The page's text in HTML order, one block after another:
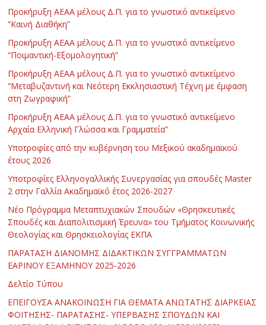
Προκήρυξη ΑΕΑΑ μέλους Δ.Π. για το γνωστικό αντικείμενο
“Καινή Διαθήκη”
Προκήρυξη ΑΕΑΑ μέλους Δ.Π. για το γνωστικό αντικείμενο
“Ποιμαντική-Εξομολογητική”
Προκήρυξη ΑΕΑΑ μέλους Δ.Π. για το γνωστικό αντικείμενο
“Μεταβυζαντινή και Νεότερη Εκκλησιαστική Τέχνη με έμφαση
στη Ζωγραφική”
Προκήρυξη ΑΕΑΑ μέλους Δ.Π. για το γνωστικό αντικείμενο
Αρχαία Ελληνική Γλώσσα και Γραμματεία”
Υποτροφίες από την κυβέρνηση του Μεξικού ακαδημαϊκού
έτους 2026
Υποτροφίες Ελληνογαλλικής Συνεργασίας για σπουδές Master
2 στην Γαλλία Ακαδημαϊκό έτος 2026-2027
Νέο Πρόγραμμα Μεταπτυχιακών Σπουδών «Θρησκευτικές
Σπουδές και Διαπολιτισμική Έρευνα» του Τμήματος Κοινωνικής
Θεολογίας και Θρησκειολογίας ΕΚΠΑ
ΠΑΡΑΤΑΣΗ ΔΙΑΝΟΜΗΣ ΔΙΔΑΚΤΙΚΩΝ ΣΥΓΓΡΑΜΜΑΤΩΝ
ΕΑΡΙΝΟΥ ΕΞΑΜΗΝΟΥ 2025-2026
Δελτίο Τύπου
ΕΠΕΙΓΟΥΣΑ ΑΝΑΚΟΙΝΩΣΗ ΓΙΑ ΘΕΜΑΤΑ ΑΝΩΤΑΤΗΣ ΔΙΑΡΚΕΙΑΣ
ΦΟΙΤΗΣΗΣ- ΠΑΡΑΤΑΣΗΣ- ΥΠΕΡΒΑΣΗΣ ΣΠΟΥΔΩΝ ΚΑΙ